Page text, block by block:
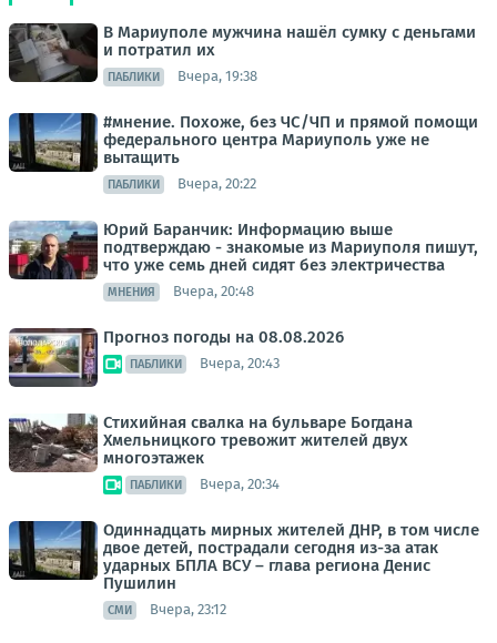
В Мариуполе мужчина нашёл сумку с деньгами
и потратил их
ПАБЛИКИ Вчера, 19:38
#мнение. Похоже, без ЧС/ЧП и прямой помощи
федерального центра Мариуполь уже не
вытащить
ПАБЛИКИ Вчера, 20:22
Юрий Баранчик: Информацию выше
подтверждаю - знакомые из Мариуполя пишут,
что уже семь дней сидят без электричества
МНЕНИЯ Вчера, 20:48
Прогноз погоды на 08.08.2026
ПАБЛИКИ Вчера, 20:43
Стихийная свалка на бульваре Богдана
Хмельницкого тревожит жителей двух
многоэтажек
ПАБЛИКИ Вчера, 20:34
Одиннадцать мирных жителей ДНР, в том числе
двое детей, пострадали сегодня из-за атак
ударных БПЛА ВСУ – глава региона Денис
Пушилин
СМИ Вчера, 23:12